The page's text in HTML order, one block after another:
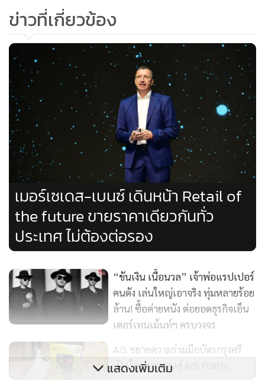
ข่าวที่เกี่ยวข้อง
เมอร์เซเดส-เบนซ์ เดินหน้า Retail of
the future ขายราคาเดียวกันทั่ว
ประเทศ ไม่ต้องต่อรอง
“ขันเงิน เนื้อนวล” เจ้าพ่อแรปเปอร์
คนดัง เล่นใหญ่เอาจริง ทุ่มหลายร้อย
ล้าน! ซื้อค่ายหนัง ต่อยอดธุรกิจเอ็น
เตอร์เทนเม้นท์ฯ ครบวงจร
AIS ขยายความร่วมมือบัตรกรุงศรี
เปิดโอนคะแนนสู่ AIS Points
แสดงเพิ่มเติม